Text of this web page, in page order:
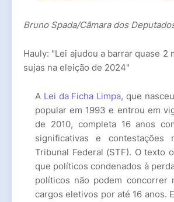
Bruno Spada/Câmara dos
Hauly: "Lei ajudou a barrar quase 2
sujas na eleição de 2024"
A Lei da Ficha Limpa, que
popular em 1993 e entrou em
de 2010, completa 16 anos
significativas e contestações
Tribunal Federal (STF). O texto
que políticos condenados à
políticos não podem concorrer
cargos eletivos por até 16 anos.